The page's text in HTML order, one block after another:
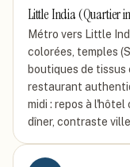
Little India (Quartier
Métro vers Little
colorées, temples
boutiques de tissus
restaurant
midi : repos à
dîner, contraste